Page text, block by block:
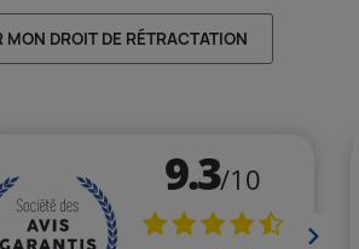
MON DROIT DE RÉTRACTATION